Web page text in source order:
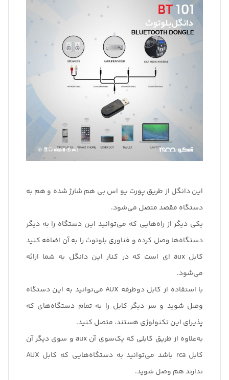
این دانگل از طریق پورت یو اس بی هم شارژ شده و هم به
دستگاه مقصد متصل می‌شود.
یکی دیگر از راه‌هایی که می‌توانید این دستگاه را به دیگر
دستگاه‌ها وصل کرده و فناوری بلوتوث را به آن اضافه کنید
کابل aux ای است که در کنار این دانگل به شما ارائه
می‌شود.
با استفاده از کابل دوطرفه AUX می‌توانید به این دستگاه
وصل شوید و سر دیگر کابل را به تمام دستگاه‌های که
پذیرای این تکنولوژی هستند، متصل کنید.
به‌علاوه از طریق کابلی که یک‌سوی آن aux و سوی دیگر آن
کابل rca باشد می‌توانید به دستگاه‌هایی که کابل AUX
ندارند هم وصل شوید.